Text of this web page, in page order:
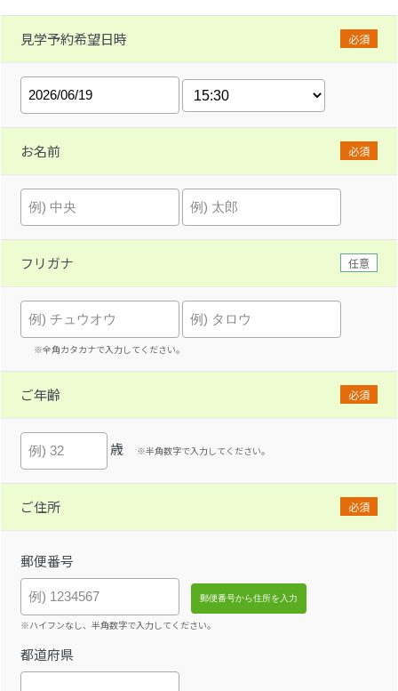
見学予約希望日時 必須
お名前 必須
フリガナ 任意
※全角カタカナで入力してください。
ご年齢 必須
歳 ※半角数字で入力してください。
ご住所 必須
郵便番号
※ハイフンなし、半角数字で入力してください。
都道府県